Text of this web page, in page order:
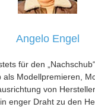
Angelo Engel
für den
als Modellpremieren,
von
enger Draht zu den